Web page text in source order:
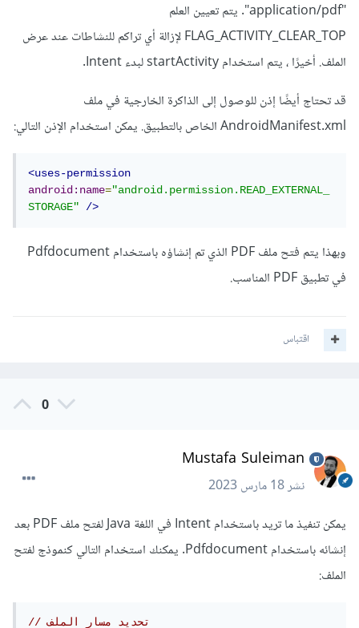
"application/pdf". يتم تعيين العلم
FLAG_ACTIVITY_CLEAR_TOP لإزالة أي تراكم للنشاطات عند عرض
الملف. أخيرًا ، يتم استخدام startActivity لبدء Intent.
قد تحتاج أيضًا إذن للوصول إلى الذاكرة الخارجية في ملف
AndroidManifest.xml الخاص بالتطبيق. يمكن استخدام الإذن التالي:
<uses-permission
android:name="android.permission.READ_EXTERNAL_
STORAGE"
/>
وبهذا يتم فتح ملف PDF الذي تم إنشاؤه باستخدام Pdfdocument
في تطبيق PDF المناسب.
اقتباس
0
Mustafa Suleiman
نشر18 مارس 2023
يمكن تنفيذ ما تريد باستخدام Intent في اللغة Java لفتح ملف PDF بعد
إنشائه باستخدام Pdfdocument. يمكنك استخدام التالي كنموذج لفتح
الملف:
// تحديد مسار الملف